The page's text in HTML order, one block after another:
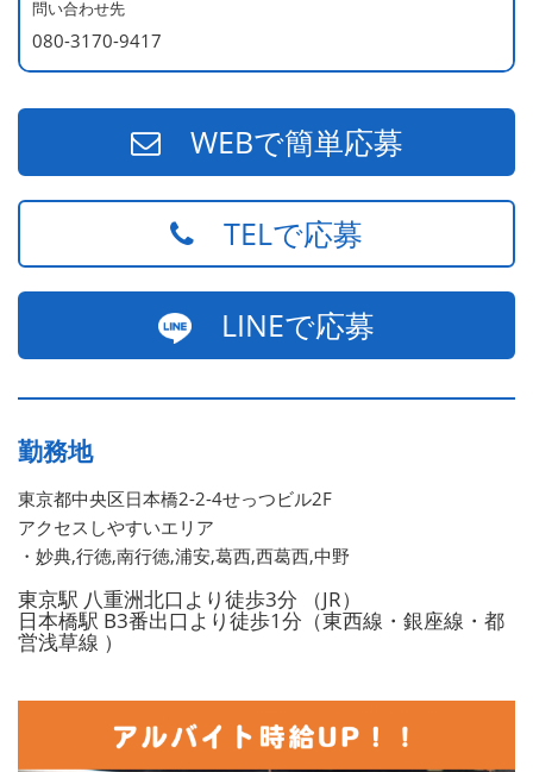
問い合わせ先
080-3170-9417
WEBで簡単応募
TELで応募
LINEで応募
勤務地
東京都中央区日本橋2-2-4せっつビル2F
アクセスしやすいエリア
・妙典,行徳,南行徳,浦安,葛西,西葛西,中野
東京駅 八重洲北口より徒歩3分 （JR）
日本橋駅 B3番出口より徒歩1分（東西線・銀座線・都
営浅草線 ）